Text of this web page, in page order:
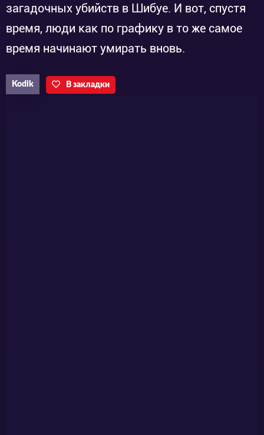
загадочных убийств в Шибуе. И вот, спустя
время, люди как по графику в то же самое
время начинают умирать вновь.
Kodik В закладки